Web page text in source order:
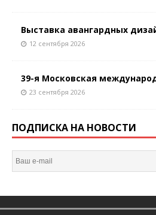
Выставка авангардных
12 сентября 2026
39-я Московская
23 сентября 2026
ПОДПИСКА НА НОВОСТИ